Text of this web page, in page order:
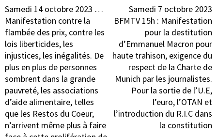
Navigation
de
l’article
Samedi 14 octobre 2023 …
Manifestation contre la
flambée des prix, contre les
lois liberticides, les
injustices, les inégalités. De
plus en plus de personnes
sombrent dans la grande
pauvreté, les associations
d’aide alimentaire, telles
que les Restos du Coeur,
n’arrivent même plus à faire
Samedi 7 octobre 2023
BFMTV 15h : Manifestation
pour la destitution
d’Emmanuel Macron pour
haute trahison, exigence du
respect de la Charte de
Munich par les journalistes.
Pour la sortie de l’U.E,
l’euro, l’OTAN et
l’introduction du R.I.C dans
la constitution